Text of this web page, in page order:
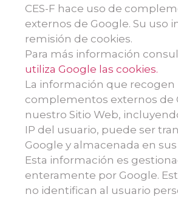
CES-F hace uso de
externos de Google. Su uso
remisión de cookies.
Para más información
utiliza Google las cookies.
La información que recogen
complementos externos de
nuestro Sitio Web,
IP del usuario, puede ser
Google y almacenada en
Esta información es
enteramente por Google.
no identifican al usuario